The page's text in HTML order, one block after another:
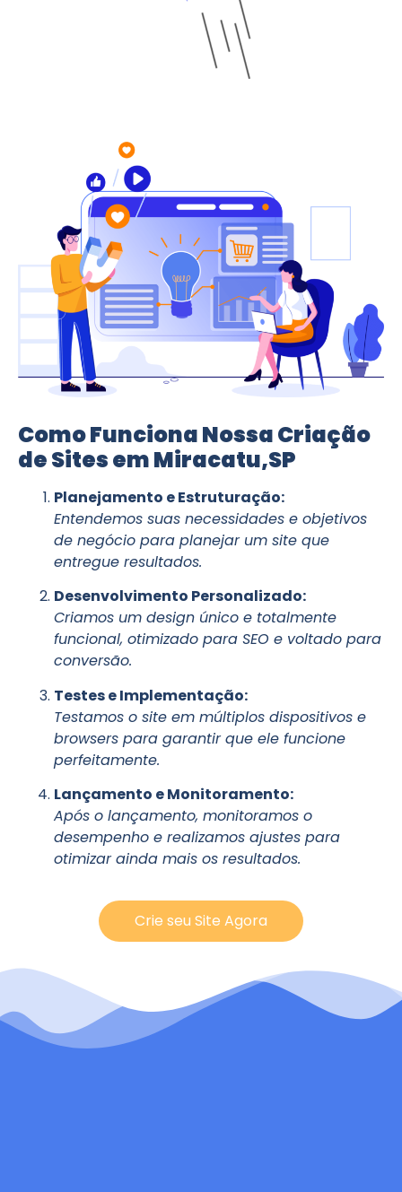
Como Funciona Nossa Criação
de Sites em Miracatu,SP
Planejamento e Estruturação:
Entendemos suas necessidades e objetivos
de negócio para planejar um site que
entregue resultados.
Desenvolvimento Personalizado:
Criamos um design único e totalmente
funcional, otimizado para SEO e voltado para
conversão.
Testes e Implementação:
Testamos o site em múltiplos dispositivos e
browsers para garantir que ele funcione
perfeitamente.
Lançamento e Monitoramento:
Após o lançamento, monitoramos o
desempenho e realizamos ajustes para
otimizar ainda mais os resultados.
Crie seu Site Agora